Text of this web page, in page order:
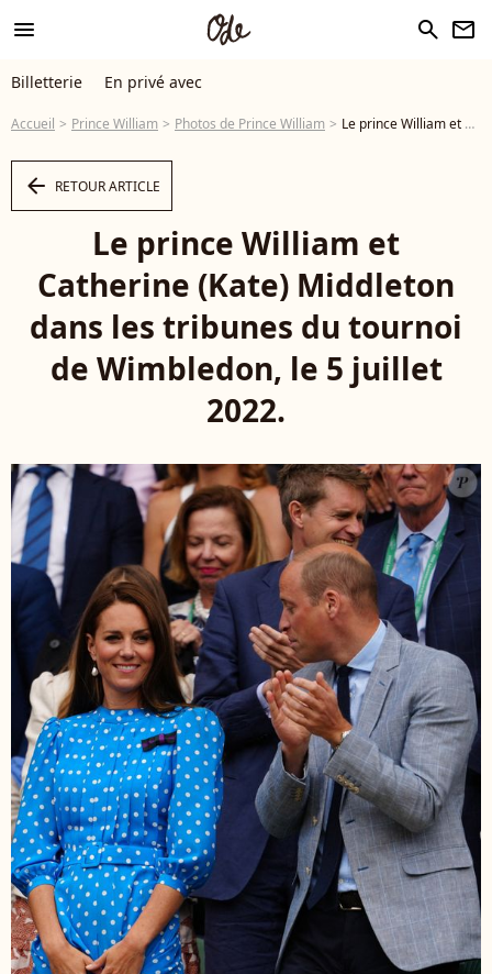
menu search newsletter
Billetterie En privé avec
Accueil Prince William Photos de Prince William Le prince William et Catherine (Kate) Middleton dans les tribunes du tournoi de Wimbledon, le 5 juillet 2022. © AGENCE / BESTIMAGE - Photo
arrow_left RETOUR ARTICLE
Le prince William et
Catherine (Kate) Middleton
dans les tribunes du tournoi
de Wimbledon, le 5 juillet
2022.